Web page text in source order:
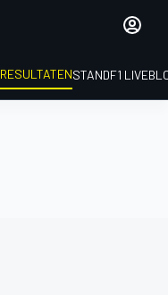
RESULTATENSTANDF1